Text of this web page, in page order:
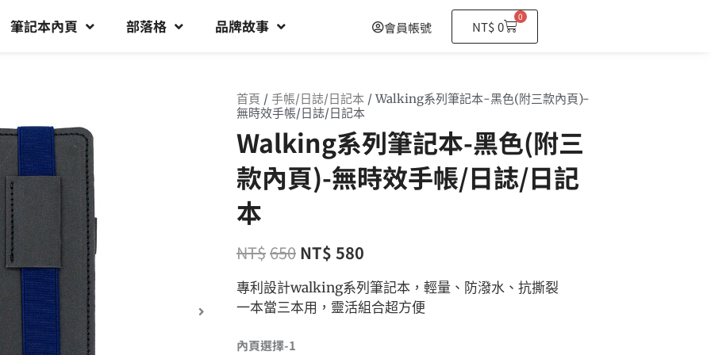
筆記本內頁 部落格 品牌故事 會員帳號 NT$0
0
購
物
首頁 / 手帳/日誌/日記本 / Walking系列筆記本-黑色(附三款內頁)-
無時效手帳/日誌/日記本
Walking系列筆記本-黑色(附三
款內頁)-無時效手帳/日誌/日記
本
NT$650 NT$ 580
專利設計walking系列筆記本，輕量、防潑水、抗撕裂
一本當三本用，靈活組合超方便
內頁選擇-1